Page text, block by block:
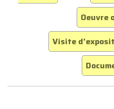
Oeuvre
Visite